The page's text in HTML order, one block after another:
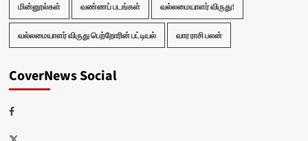
மின்னூல்கள் வண்ணப் படங்கள் வல்லமையாளர் விருது!
வல்லமையாளர் விருது பெற்றோரின் பட்டியல் வார ராசி பலன்
CoverNews Social
Facebook
Twitter